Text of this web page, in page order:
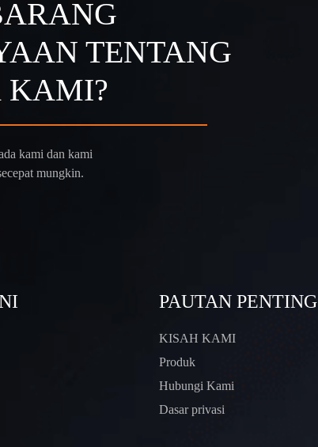
TENTANG
KAMI?
kami dan kami
mungkin.
PAUTAN PENTING
KISAH KAMI
Produk
Hubungi Kami
Dasar privasi